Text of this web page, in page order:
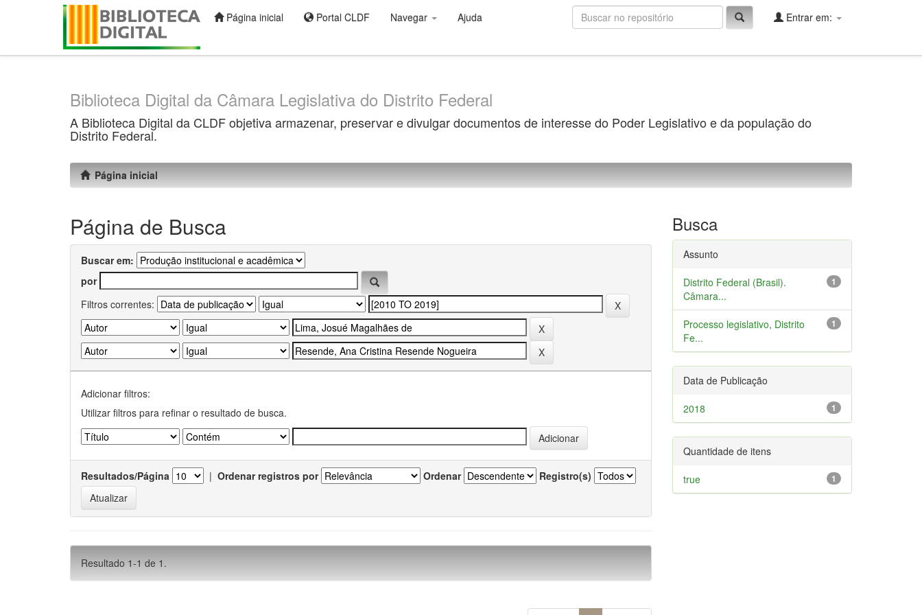
Página inicial Portal CLDF Navegar Ajuda Entrar em:
Biblioteca Digital da Câmara Legislativa do Distrito Federal
A Biblioteca Digital da CLDF objetiva armazenar, preservar e divulgar documentos de interesse do Poder Legislativo e da população do
Distrito Federal.
Página inicial
Página de Busca
Buscar em:
por
Filtros correntes:
Adicionar filtros:
Utilizar filtros para refinar o resultado de busca.
Resultados/Página | Ordenar registros por Ordenar Registro(s)
Resultado 1-1 de 1.
Busca
Assunto
1
Distrito Federal (Brasil).
Câmara...
1
Processo legislativo, Distrito
Fe...
Data de Publicação
1
2018
Quantidade de itens
1
true